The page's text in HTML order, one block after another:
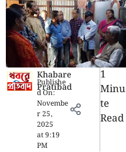
Khabare
Pratibad
Publishe
d On:
Novembe
r 25,
2025
at9:19
PM
1
Minu
Te
Read